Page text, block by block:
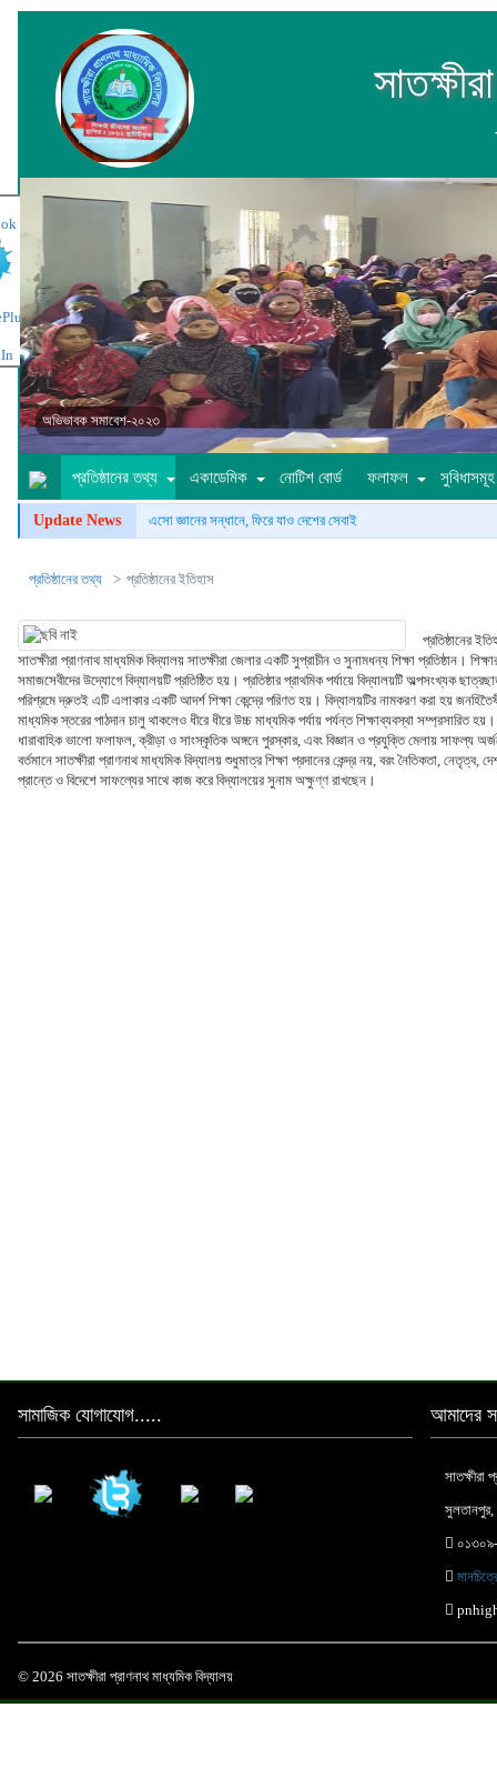
অভিভাবক সমাবেশ-২০২৩
প্রতিষ্ঠানের তথ্য একাডেমিক নোটিশ বোর্ড ফলাফল সুবিধাসমূহ
Update News এসো জ্ঞানের সন্ধানে, ফিরে যাও দেশের সেবাই
প্রতিষ্ঠানের তথ্য প্রতিষ্ঠানের ইতিহাস
প্রতিষ্ঠানের
সাতক্ষীরা প্রাণনাথ মাধ্যমিক বিদ্যালয় সাতক্ষীরা জেলার একটি সুপ্রাচীন ও সুনামধন্য শিক্ষা প্রতিষ্ঠান।
সমাজসেবীদের উদ্যোগে বিদ্যালয়টি প্রতিষ্ঠিত হয়। প্রতিষ্ঠার প্রাথমিক পর্যায়ে বিদ্যালয়টি অল্পসংখ্যক
পরিশ্রমে দ্রুতই এটি এলাকার একটি আদর্শ শিক্ষা কেন্দ্রে পরিণত হয়। বিদ্যালয়টির নামকরণ করা হয়
মাধ্যমিক স্তরের পাঠদান চালু থাকলেও ধীরে ধীরে উচ্চ মাধ্যমিক পর্যায় পর্যন্ত শিক্ষাব্যবস্থা সম্প্রসারিত
ধারাবাহিক ভালো ফলাফল, ক্রীড়া ও সাংস্কৃতিক অঙ্গনে পুরস্কার, এবং বিজ্ঞান ও প্রযুক্তি মেলায় সাফল্য
বর্তমানে সাতক্ষীরা প্রাণনাথ মাধ্যমিক বিদ্যালয় শুধুমাত্র শিক্ষা প্রদানের কেন্দ্র নয়, বরং নৈতিকতা, নেতৃত্ব,
প্রান্তে ও বিদেশে সাফল্যের সাথে কাজ করে বিদ্যালয়ের সুনাম অক্ষুণ্ণ রাখছেন।
সামাজিক যোগাযোগ..... আমাদের
সাতক্ষীরা
সুলতানপুর,
© 2026 সাতক্ষীরা প্রাণনাথ মাধ্যমিক বিদ্যালয়